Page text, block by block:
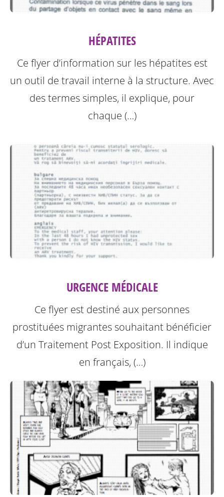
HÉPATITES
Ce flyer d’information sur les hépatites est
un outil de travail interne à la structure. Avec
des termes simples, il explique, pour
chaque (…)
URGENCE MÉDICALE
Ce flyer est destiné aux personnes
prostituées migrantes souhaitant bénéficier
d’un Traitement Post Exposition. Il indique
en français, (…)